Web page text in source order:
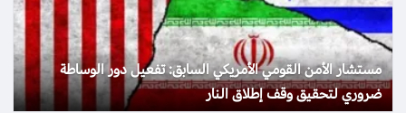
مستشار الأمن القومي الأمريكي السابق: تفعيل دور الوساطة
ضروري لتحقيق وقف إطلاق النار